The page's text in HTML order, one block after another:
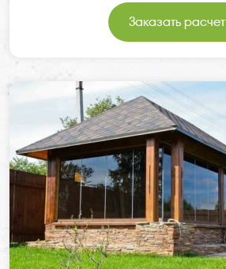
Заказать расчет